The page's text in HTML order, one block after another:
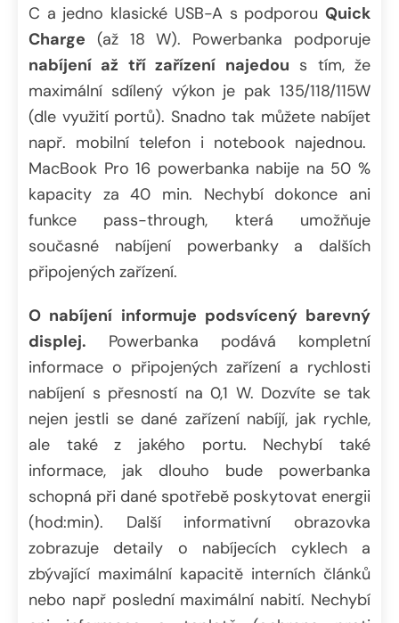
C a jedno klasické USB-A s podporou Quick
Charge (až 18 W). Powerbanka podporuje
nabíjení až tří zařízení najedou s tím, že
maximální sdílený výkon je pak 135/118/115W
(dle využití portů). Snadno tak můžete nabíjet
např. mobilní telefon i notebook najednou.
MacBook Pro 16 powerbanka nabije na 50 %
kapacity za 40 min. Nechybí dokonce ani
funkce pass-through, která umožňuje
současné nabíjení powerbanky a dalších
připojených zařízení.
O nabíjení informuje podsvícený barevný
displej. Powerbanka podává kompletní
informace o připojených zařízení a rychlosti
nabíjení s přesností na 0,1 W. Dozvíte se tak
nejen jestli se dané zařízení nabíjí, jak rychle,
ale také z jakého portu. Nechybí také
informace, jak dlouho bude powerbanka
schopná při dané spotřebě poskytovat energii
(hod:min). Další informativní obrazovka
zobrazuje detaily o nabíjecích cyklech a
zbývající maximální kapacitě interních článků
nebo např poslední maximální nabití. Nechybí